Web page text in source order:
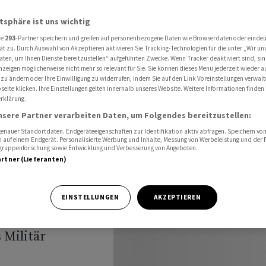
zufolge trotz
Beirut
Militär
ist uns wichtig
293-Partner speichern und greifen auf personenbezogene Daten wie Browserdaten oder
zu. Durch Auswahl von Akzeptieren aktivieren Sie Tracking-Technologien für die unter „Wir
um Ihnen Dienste bereitzustellen“ aufgeführten Zwecke. Wenn Tracker deaktiviert sind,
möglicherweise nicht mehr so relevant für Sie. Sie können dieses Menü jederzeit wieder
ändern oder Ihre Einwilligung zu widerrufen, indem Sie auf den Link Voreinstellungen
klicken. Ihre Einstellungen gelten innerhalb unseres Website. Weitere Informationen finden
Partner verarbeiten Daten, um Folgendes bereitzustellen:
Standortdaten. Endgeräteeigenschaften zur Identifikation aktiv abfragen. Speichern
einem Endgerät. Personalisierte Werbung und Inhalte, Messung von Werbeleistung und der
sowie Entwicklung und Verbesserung von Angeboten.
(Lieferanten)
EINSTELLUNGEN AKZEPTIEREN